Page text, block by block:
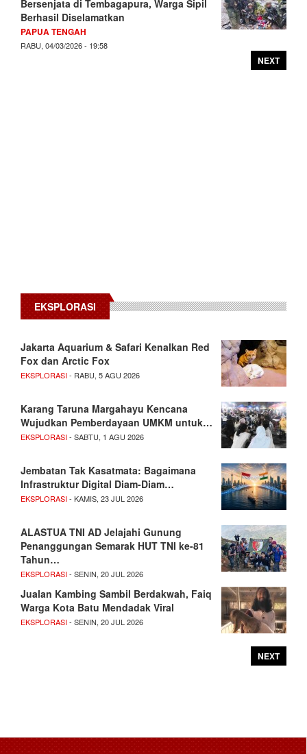
Bersenjata di Tembagapura, Warga Sipil
Berhasil Diselamatkan
PAPUA TENGAH
RABU, 04/03/2026 - 19:58
NEXT
EKSPLORASI
Jakarta Aquarium & Safari Kenalkan Red
Fox dan Arctic Fox
EKSPLORASI- RABU, 5 AGU 2026
Karang Taruna Margahayu Kencana
Wujudkan Pemberdayaan UMKM untuk…
EKSPLORASI- SABTU, 1 AGU 2026
Jembatan Tak Kasatmata: Bagaimana
Infrastruktur Digital Diam-Diam…
EKSPLORASI- KAMIS, 23 JUL 2026
ALASTUA TNI AD Jelajahi Gunung
Penanggungan Semarak HUT TNI ke-81
Tahun…
EKSPLORASI- SENIN, 20 JUL 2026
Jualan Kambing Sambil Berdakwah, Faiq
Warga Kota Batu Mendadak Viral
EKSPLORASI- SENIN, 20 JUL 2026
NEXT